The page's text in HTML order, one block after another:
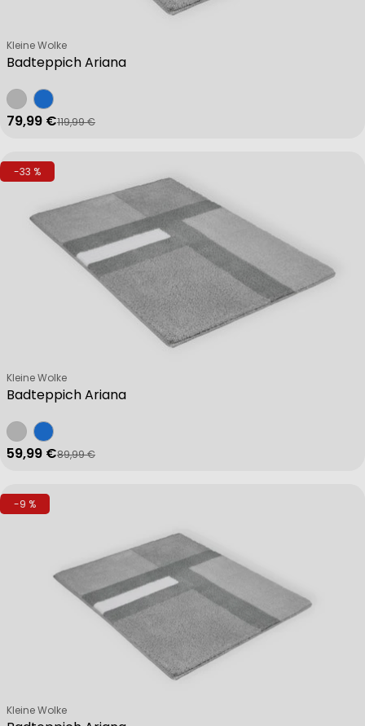
Badteppich Ariana
Verkäufer:
Kleine Wolke
Verkaufspreis
79,99 €
Regulärer Preis
119,99 €
-33 %
Badteppich Ariana
Verkäufer:
Kleine Wolke
Verkaufspreis
59,99 €
Regulärer Preis
89,99 €
-9 %
Verkäufer:
Kleine Wolke